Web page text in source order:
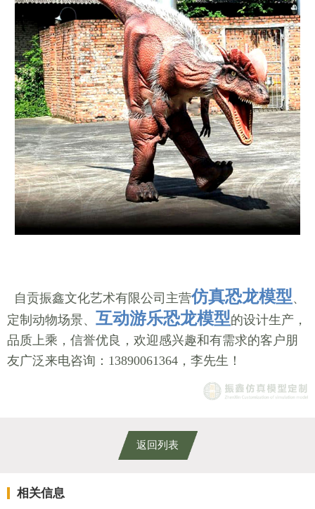
自贡振鑫文化艺术有限公司主营仿真恐龙模型、
定制动物场景、 互动游乐恐龙模型的设计生产，
品质上乘，信誉优良，欢迎感兴趣和有需求的客户朋
友广泛来电咨询：13890061364，李先生！
返回列表
相关信息